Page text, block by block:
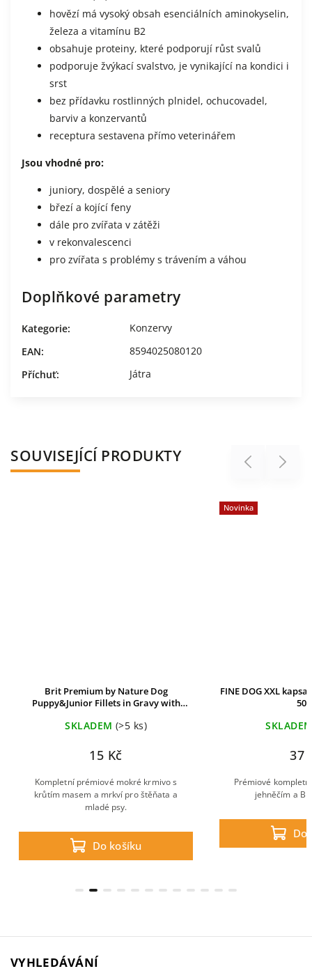
hovězí má vysoký obsah esenciálních aminokyselin,
železa a vitamínu B2
obsahuje proteiny, které podporují růst svalů
podporuje žvýkací svalstvo, je vynikající na kondici i
srst
bez přídavku rostlinných plnidel, ochucovadel,
barviv a konzervantů
receptura sestavena přímo veterinářem
Jsou vhodné pro:
juniory, dospělé a seniory
březí a kojící feny
dále pro zvířata v zátěži
v rekonvalescenci
pro zvířata s problémy s trávením a váhou
Doplňkové parametry
Kategorie:
Konzervy
EAN:
8594025080120
Příchuť: Játra
SOUVISEJÍCÍ PRODUKTY Previous
Brit Premium by Nature Dog
Puppy&Junior Fillets in Gravy with
SKLADEM (>5 ks)
15 Kč
Do košíku
Kompletní prémiové mokré krmivo s
krůtím masem a mrkví pro štěňata a
mladé psy.
Novinka
FINE DOG XXL kapsa
37
Do
Prémiové
jehněčím a
Next
VYHLEDÁVÁNÍ